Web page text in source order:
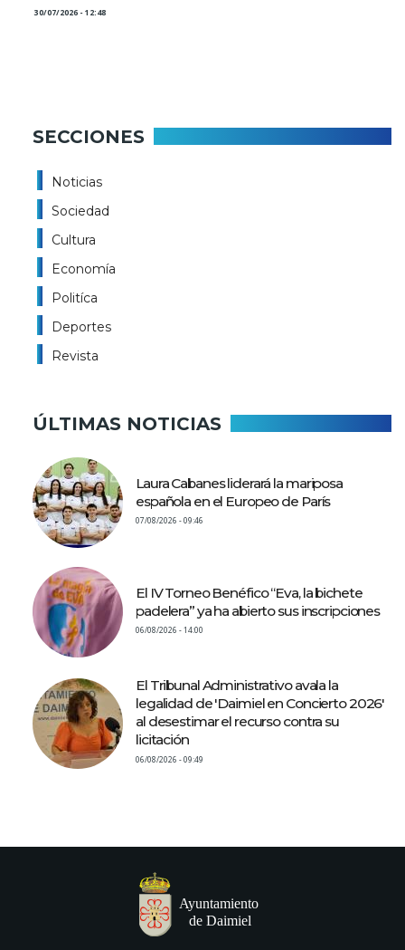
30/07/2026 - 12:48
SECCIONES
Noticias
Sociedad
Cultura
Economía
Politíca
Deportes
Revista
ÚLTIMAS NOTICIAS
Laura Cabanes liderará la mariposa
española en el Europeo de París
07/08/2026 - 09:46
El IV Torneo Benéfico “Eva, la bichete
padelera” ya ha abierto sus inscripciones
06/08/2026 - 14:00
El Tribunal Administrativo avala la
legalidad de 'Daimiel en Concierto 2026'
al desestimar el recurso contra su
licitación
06/08/2026 - 09:49